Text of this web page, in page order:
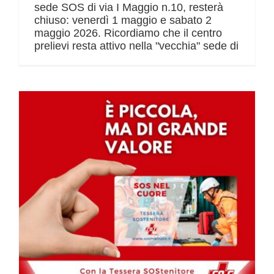
sede SOS di via I Maggio n.10, resterà
chiuso: venerdì 1 maggio e sabato 2
maggio 2026. Ricordiamo che il centro
prelievi resta attivo nella "vecchia" sede di